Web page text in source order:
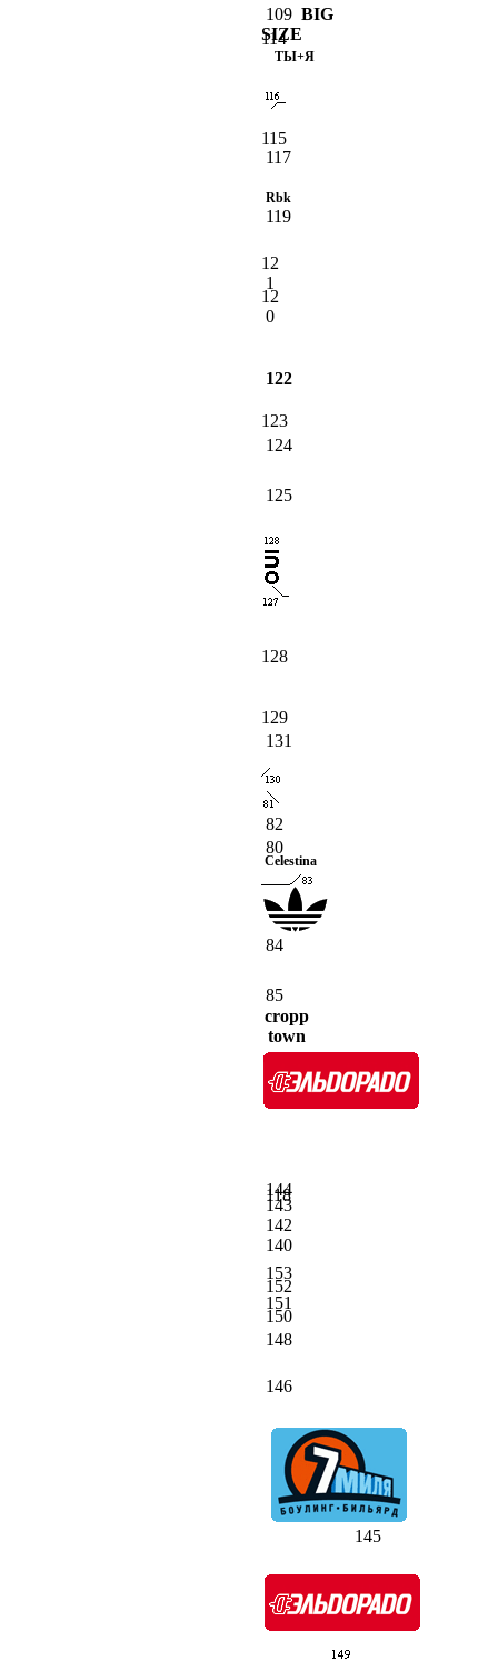
109 BIG
SIZE
114
ТЫ+Я
115
117
Rbk
119
12
1
12
0
122
123
124
125
128
129
131
82
80
Celestina
84
85
cropp
town
118
144
143
142
140
153
152
151
150
148
146
145